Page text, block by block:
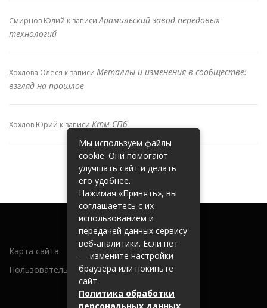
Смирнов Юлий к записиАрамильский завод передовых
технологий
Хохлова Олеся к записи Металлы и изменения в сообществе:
взгляд на прошлое
Хохлов Юрий к записи Ктм СПб
Карта сайта
Пользовательское соглашение
Мы используем файлы
cookie. Они помогают
улучшать сайт и делать
его удобнее.
Нажимая «Принять», вы
соглашаетесь с их
использованием и
передачей данных сервису
веб-аналитики. Если нет
— измените настройки
браузера или покиньте
сайт.
Политика обработки